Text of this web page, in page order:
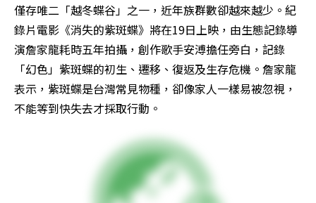
僅存唯二「越冬蝶谷」之一，近年族群數卻越來越少。紀
錄片電影《消失的紫斑蝶》將在19日上映，由生態記錄導
演詹家龍耗時五年拍攝，創作歌手安溥擔任旁白，記錄
「幻色」紫斑蝶的初生、遷移、復返及生存危機。詹家龍
表示，紫斑蝶是台灣常見物種，卻像家人一樣易被忽視，
不能等到快失去才採取行動。